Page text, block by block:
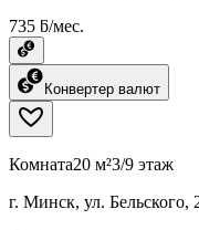
735 ƃ/мес.
Конвертер валют
Комната20 м²3/9 этаж
г. Минск, ул. Бельского,